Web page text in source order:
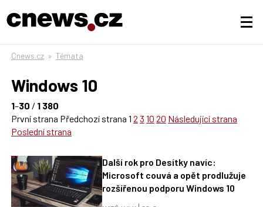
Cnews.cz » Témata
Windows 10
1–30 / 1 380
První strana Předchozí strana 1 2 3 10 20 Následující strana
Poslední strana
Další rok pro Desítky navíc:
Microsoft couvá a opět prodlužuje
rozšířenou podporu Windows 10